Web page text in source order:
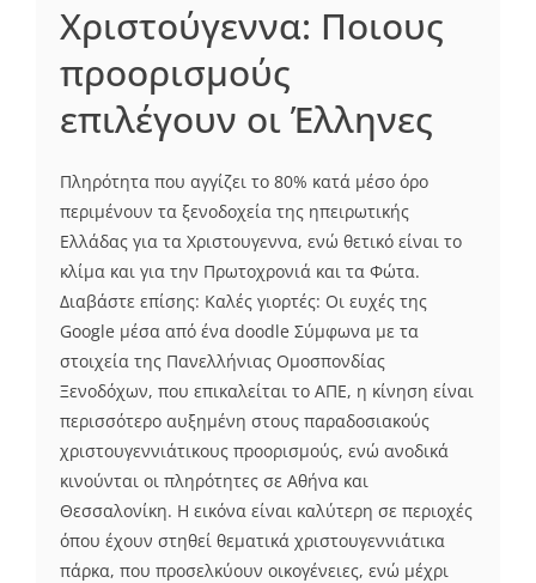
Χριστούγεννα: Ποιους
προορισμούς
επιλέγουν οι Έλληνες
Πληρότητα που αγγίζει το 80% κατά μέσο όρο
περιμένουν τα ξενοδοχεία της ηπειρωτικής
Ελλάδας για τα Χριστουγεννα, ενώ θετικό είναι το
κλίμα και για την Πρωτοχρονιά και τα Φώτα.
Διαβάστε επίσης: Καλές γιορτές: Οι ευχές της
Google μέσα από ένα doodle Σύμφωνα με τα
στοιχεία της Πανελλήνιας Ομοσπονδίας
Ξενοδόχων, που επικαλείται το ΑΠΕ, η κίνηση είναι
περισσότερο αυξημένη στους παραδοσιακούς
χριστουγεννιάτικους προορισμούς, ενώ ανοδικά
κινούνται οι πληρότητες σε Αθήνα και
Θεσσαλονίκη. Η εικόνα είναι καλύτερη σε περιοχές
όπου έχουν στηθεί θεματικά χριστουγεννιάτικα
πάρκα, που προσελκύουν οικογένειες, ενώ μέχρι